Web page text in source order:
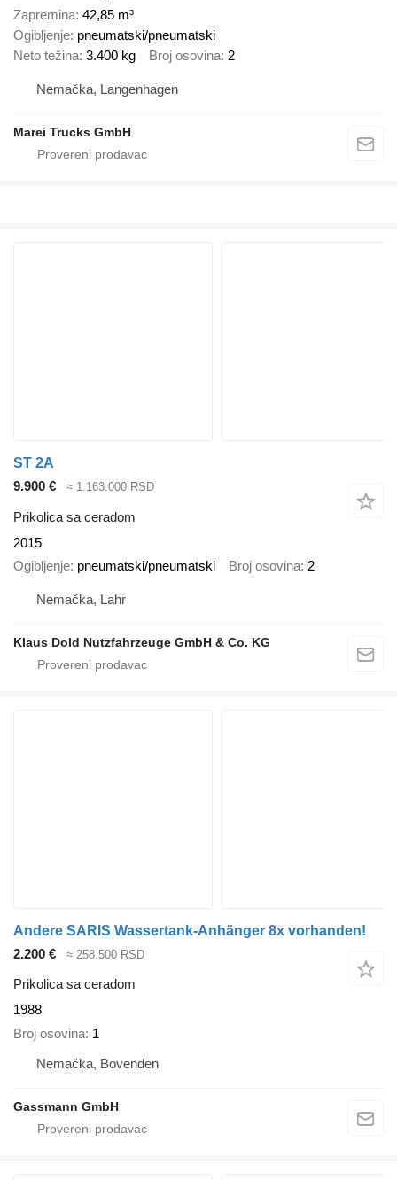
Zapremina 42,85 m³
Ogibljenje pneumatski/pneumatski
Neto težina 3.400 kg Broj osovina 2
Nemačka, Langenhagen
Marei Trucks GmbH
ST 2A
9.900 €
≈ 1.163.000 RSD
Prikolica sa ceradom
2015
Ogibljenje pneumatski/pneumatski Broj osovina 2
Nemačka, Lahr
Klaus Dold Nutzfahrzeuge GmbH & Co. KG
Andere SARIS Wassertank-Anhänger 8x vorhanden!
2.200 €
≈ 258.500 RSD
Prikolica sa ceradom
1988
Broj osovina 1
Nemačka, Bovenden
Gassmann GmbH